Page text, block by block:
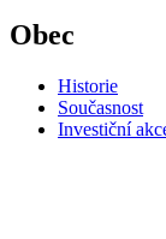
Obec
Historie
Současnost
Investiční